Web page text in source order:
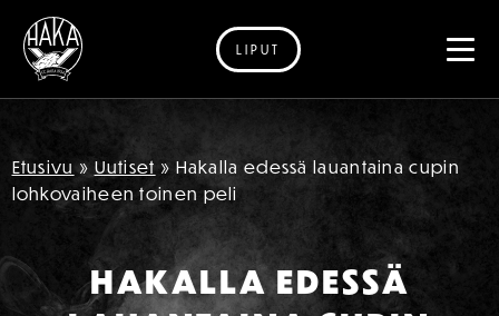
Siirry sisältöön
LIPUT
Etusivu » Uutiset » Hakalla edessä lauantaina cupin
lohkovaiheen toinen peli
HAKALLA EDESSÄ